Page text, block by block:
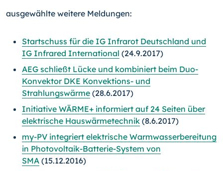
ausgewählte weitere Meldungen:
Startschuss für die IG Infrarot Deutschland und
IG Infrared International (24.9.2017)
AEG schließt Lücke und kombiniert beim Duo-
Konvektor DKE Konvektions- und
Strahlungswärme (28.6.2017)
Initiative WÄRME+ informiert auf 24 Seiten über
elektrische Hauswärmetechnik (8.6.2017)
my-PV integriert elektrische Warmwasserbereitung
in Photovoltaik-Batterie-System von
SMA (15.12.2016)